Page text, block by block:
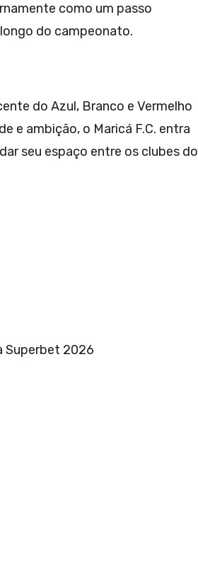
como um passo
do campeonato.
do Azul, Branco e Vermelho
e ambição, o Maricá F.C. entra
seu espaço entre os clubes do
Superbet 2026